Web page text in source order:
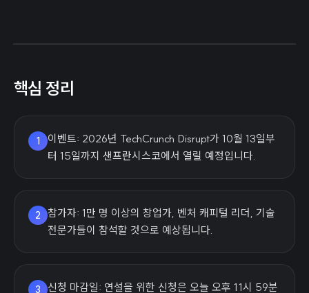
핵심 정리
1
이벤트: 2026년 TechCrunch Disrupt가 10월 13일부
터 15일까지 샌프란시스코에서 열릴 예정입니다.
2
참가자: 1만 명 이상의 창업가, 벤처 캐피털 리더, 기술
전문가들이 참석할 것으로 예상됩니다.
3
신청 마감일: 연설을 위한 신청은 오늘 오후 11시 59분